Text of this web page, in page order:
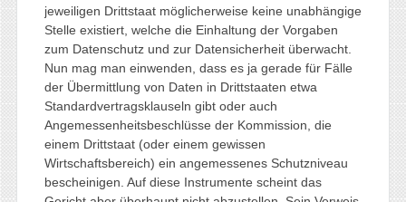
jeweiligen Drittstaat möglicherweise keine unabhängige
Stelle existiert, welche die Einhaltung der Vorgaben
zum Datenschutz und zur Datensicherheit überwacht.
Nun mag man einwenden, dass es ja gerade für Fälle
der Übermittlung von Daten in Drittstaaten etwa
Standardvertragsklauseln gibt oder auch
Angemessenheitsbeschlüsse der Kommission, die
einem Drittstaat (oder einem gewissen
Wirtschaftsbereich) ein angemessenes Schutzniveau
bescheinigen. Auf diese Instrumente scheint das